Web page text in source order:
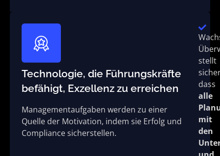
Technologie, die Führungskräfte
befähigt, Exzellenz zu erreichen
Managementaufgaben werden zu einer
Quelle der Motivation, indem sie Erfolg und
Compliance sicherstellen.
stellt
dass
alle
mit
den